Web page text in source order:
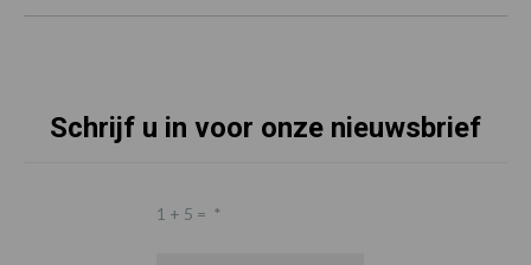
Schrijf u in voor onze nieuwsbrief
1 + 5 = *